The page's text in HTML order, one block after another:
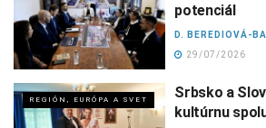
potenciál
D. BEREDIOVÁ-
29/07/2026
REGIÓN, EURÓPA A SVET
Srbsko a
kultúrnu